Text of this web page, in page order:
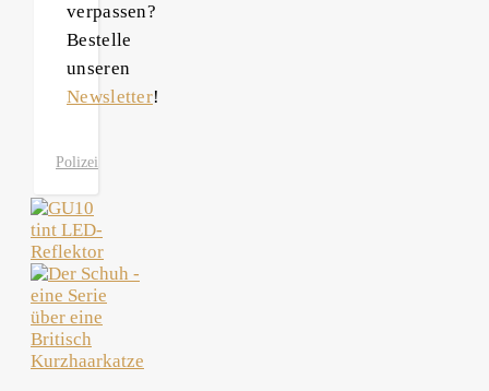
verpassen?
Bestelle
unseren
Newsletter!
Polizei